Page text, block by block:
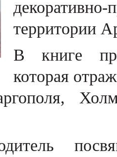
территории
В книге
которая